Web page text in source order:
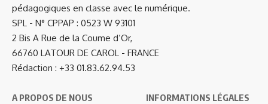
pédagogiques en classe avec le numérique.
SPL - N° CPPAP : 0523 W 93101
2 Bis A Rue de la Coume d’Or,
66760 LATOUR DE CAROL - FRANCE
Rédaction : +33 01.83.62.94.53
A PROPOS DE NOUS INFORMATIONS LÉGALES